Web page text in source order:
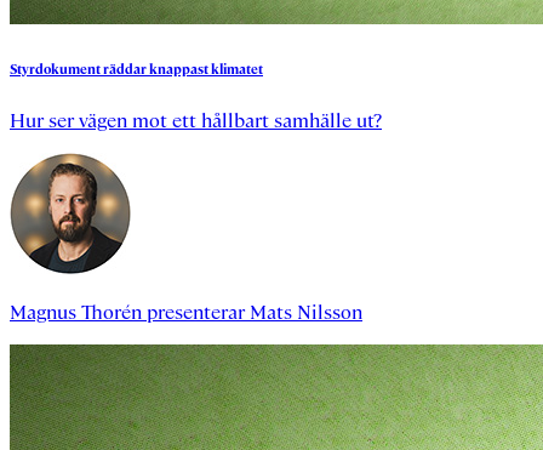
Styrdokumenträddarknappastklimatet
Hur ser vägen mot ett hållbart samhälle ut?
Magnus Thorénpresenterar Mats Nilsson